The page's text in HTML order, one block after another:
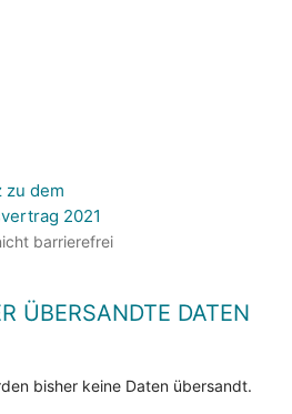
zu dem
2021
barrierefrei
ÜBERSANDTE DATEN
bisher keine Daten übersandt.